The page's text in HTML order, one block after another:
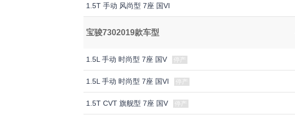
1.5T 手动 风尚型 7座 国VI
宝骏7302019款车型
1.5L 手动 时尚型 7座 国V 停产
1.5L 手动 时尚型 7座 国VI 停产
1.5T CVT 旗舰型 7座 国V 停产